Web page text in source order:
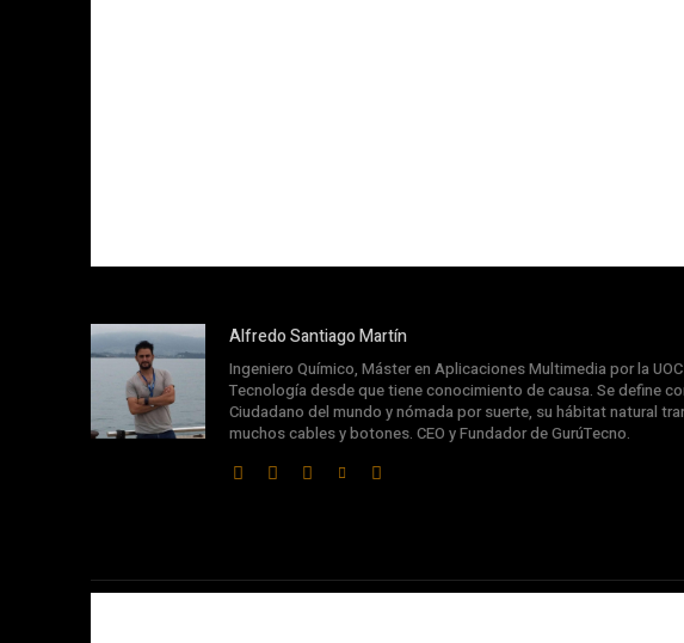
Alfredo Santiago Martín
Ingeniero Químico, Máster en Aplicaciones Multimedia por la
Tecnología desde que tiene conocimiento de causa. Se define
Ciudadano del mundo y nómada por suerte, su hábitat natural
muchos cables y botones. CEO y Fundador de GurúTecno.